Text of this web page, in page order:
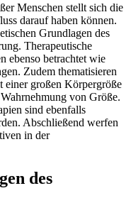
Menschen stellt sich die
darauf haben können.
Grundlagen des
Therapeutische
ebenso betrachtet wie
Zudem thematisieren
einer großen Körpergröße
von Größe.
sind ebenfalls
Abschließend werfen
in der
des